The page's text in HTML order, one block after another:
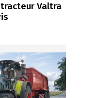
Valtra